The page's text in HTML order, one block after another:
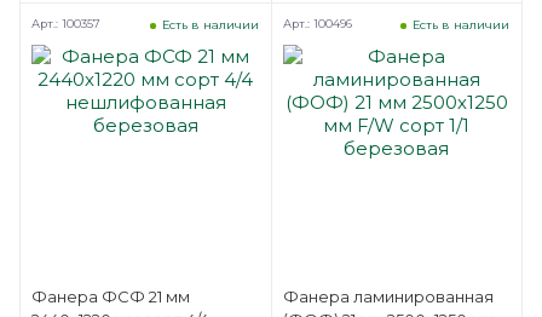
Фанера ФСФ 21 мм
Есть в наличии
Арт.: 100357
Фанера ламинированная
Есть в наличии
Арт.: 100496